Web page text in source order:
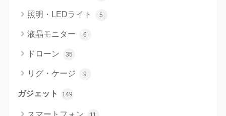
照明・LEDライト 5
液晶モニター 6
ドローン 35
リグ・ケージ 9
ガジェット 149